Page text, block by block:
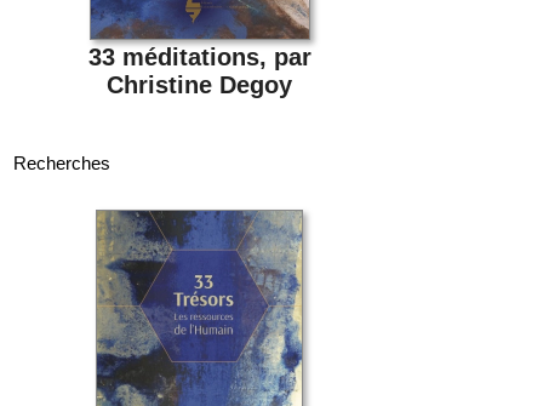
33 méditations, par
Christine Degoy
Recherches